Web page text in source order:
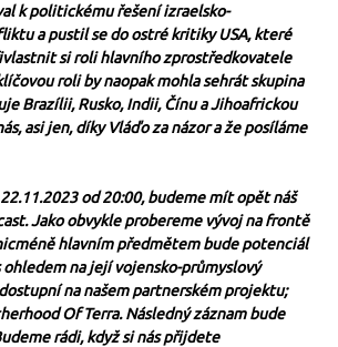
k politickému řešení izraelsko-
a pustil se do ostré kritiky USA, které
si roli hlavního zprostředkovatele
roli by naopak mohla sehrát skupina
Brazílii, Rusko, Indii, Čínu a Jihoafrickou
asi jen, díky Vláďo za názor a že posíláme
od 20:00, budeme mít opět náš
Jako obvykle probereme vývoj na frontě
hlavním předmětem bude potenciál
ohledem na její vojensko-průmyslový
na našem partnerském projektu;
Of Terra. Následný záznam bude
rádi, když si nás přijdete